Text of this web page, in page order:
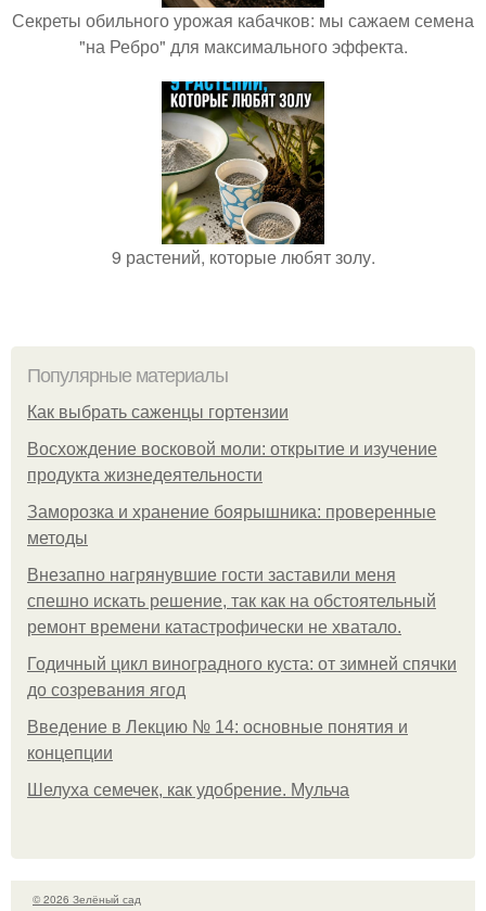
Секреты обильного урожая кабачков: мы сажаем семена
"на Ребро" для максимального эффекта.
9 растений, которые любят золу.
Популярные материалы
Как выбрать саженцы гортензии
Восхождение восковой моли: открытие и изучение
продукта жизнедеятельности
Заморозка и хранение боярышника: проверенные
методы
Внезапно нагрянувшие гости заставили меня
спешно искать решение, так как на обстоятельный
ремонт времени катастрофически не хватало.
Годичный цикл виноградного куста: от зимней спячки
до созревания ягод
Введение в Лекцию № 14: основные понятия и
концепции
Шелуха семечек, как удобрение. Мульча
© 2026 Зелёный сад